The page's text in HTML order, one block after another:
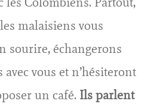
malaisiens vous
sourire, échangerons
vous et n’hésiteront
un café. Ils parlent